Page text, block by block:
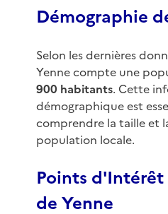
Démographie
Selon les dernières
Yenne compte une
900 habitants. Cette
démographique est
comprendre la taille et
population locale.
Points
de Yenne